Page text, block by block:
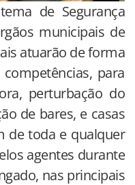
de Segurança
municipais de
atuarão de forma
para
perturbação do
de bares, e casas
de toda e qualquer
agentes durante
nas principais